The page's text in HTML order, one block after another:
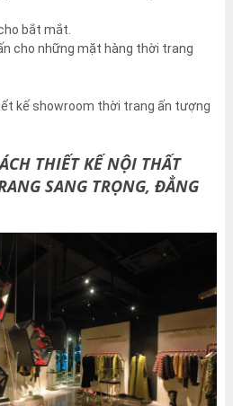
bắt mắt.
cho những mặt hàng thời trang
kế showroom thời trang ấn tượng
THIẾT KẾ NỘI THẤT
SANG TRỌNG, ĐẲNG